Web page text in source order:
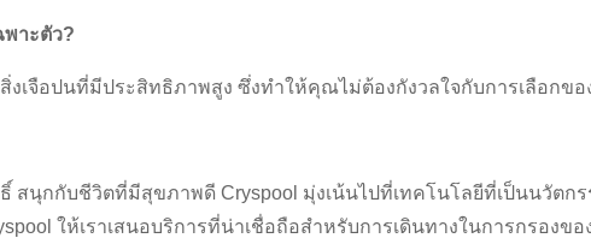
าะตัว?
งเจือปนที่มีประสิทธิภาพสูง ซึ่งทำให้คุณไม่ต้องกังวลใจกับการเลือกข
สนุกกับชีวิตที่มีสุขภาพดี Cryspool มุ่งเน้นไปที่เทคโนโลยีที่เป็นนวัตก
ให้เราเสนอบริการที่น่าเชื่อถือสำหรับการเดินทางในการกรองข